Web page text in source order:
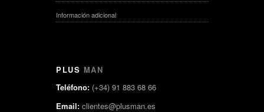
Información adicional
PLUS MAN
Teléfono: (+34) 91 883 68 66
Email: clientes@plusman.es